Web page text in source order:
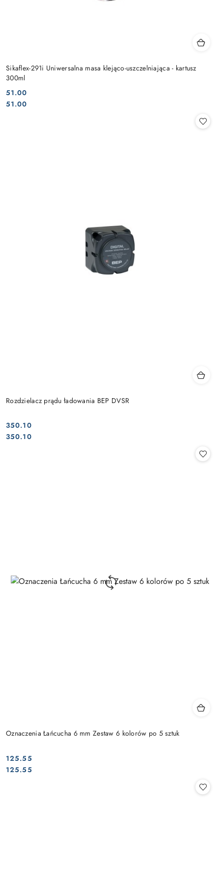
Sikaflex-291i Uniwersalna masa klejąco-uszczelniająca - kartusz
300ml
Cena:
51.00
Cena:
51.00
Rozdzielacz prądu ładowania BEP DVSR
Cena:
350.10
Cena:
350.10
Oznaczenia Łańcucha 6 mm Zestaw 6 kolorów po 5 sztuk
Cena:
125.55
Cena:
125.55